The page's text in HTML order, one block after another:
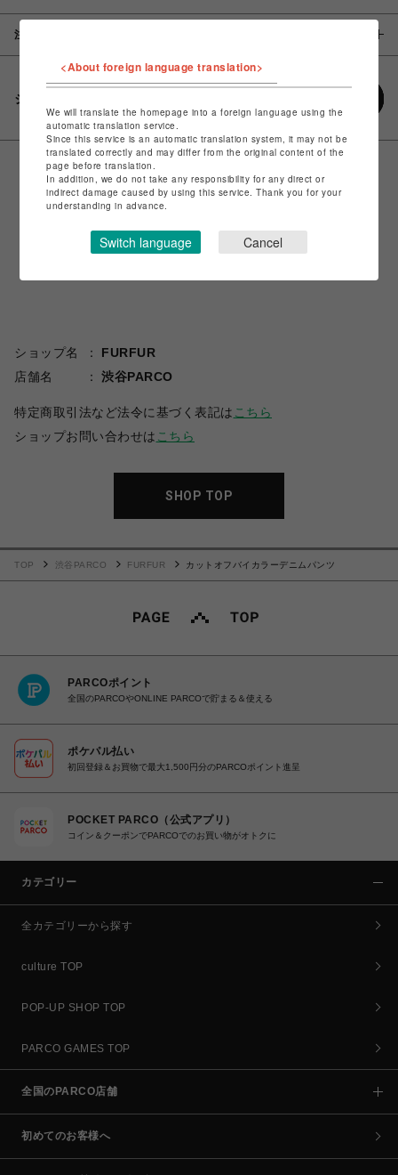
注意事項
シェアする
ショップ名
FURFUR
店舗名
渋谷PARCO
特定商取引法など法令に基づく表記は こちら
ショップお問い合わせは こちら
SHOP TOP
TOP 渋谷PARCO FURFUR カットオフバイカラーデニムパンツ
PARCOポイント
全国のPARCOやONLINE PARCOで貯まる＆使える
ポケパル払い
初回登録＆お買物で最大1,500円分のPARCOポイント進呈
POCKET PARCO（公式アプリ）
コイン＆クーポンでPARCOでのお買い物がオトクに
カテゴリー
全カテゴリーから探す
culture TOP
POP-UP SHOP TOP
PARCO GAMES TOP
全国のPARCO店舗
初めてのお客様へ
<About foreign language translation>
We will translate the homepage into a foreign language using the
automatic translation service.
Since this service is an automatic translation system, it may not be
translated correctly and may differ from the original content of the
page before translation.
In addition, we do not take any responsibility for any direct or
indirect damage caused by using this service. Thank you for your
understanding in advance.
Switch language Cancel